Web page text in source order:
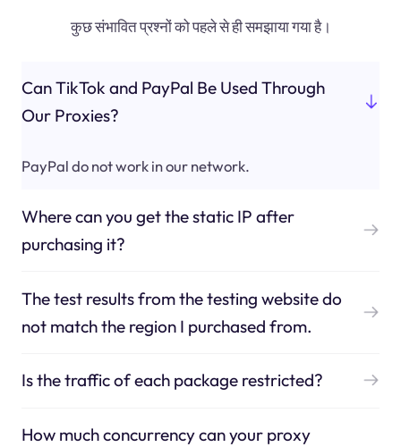
कुछ संभावित प्रश्नों को पहले से ही समझाया गया है।
Can TikTok and PayPal Be Used Through
Our Proxies?
PayPal do not work in our network.
Where can you get the static IP after
purchasing it?
The test results from the testing website do
not match the region I purchased from.
Is the traffic of each package restricted?
How much concurrency can your proxy